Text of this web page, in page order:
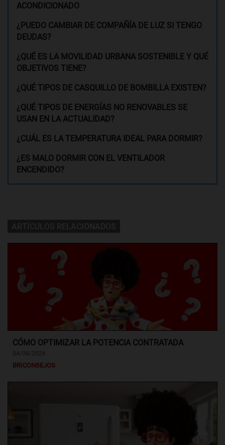
ACONDICIONADO
¿PUEDO CAMBIAR DE COMPAÑÍA DE LUZ SI TENGO
DEUDAS?
¿QUÉ ES LA MOVILIDAD URBANA SOSTENIBLE Y QUÉ
OBJETIVOS TIENE?
¿QUÉ TIPOS DE CASQUILLO DE BOMBILLA EXISTEN?
¿QUÉ TIPOS DE ENERGÍAS NO RENOVABLES SE
USAN EN LA ACTUALIDAD?
¿CUÁL ES LA TEMPERATURA IDEAL PARA DORMIR?
¿ES MALO DORMIR CON EL VENTILADOR
ENCENDIDO?
CÓMO OPTIMIZAR LA POTENCIA CONTRATADA
BRICONSEJOS